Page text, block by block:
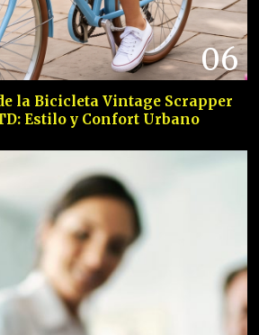
06
la Bicicleta Vintage Scrapper
Estilo y Confort Urbano